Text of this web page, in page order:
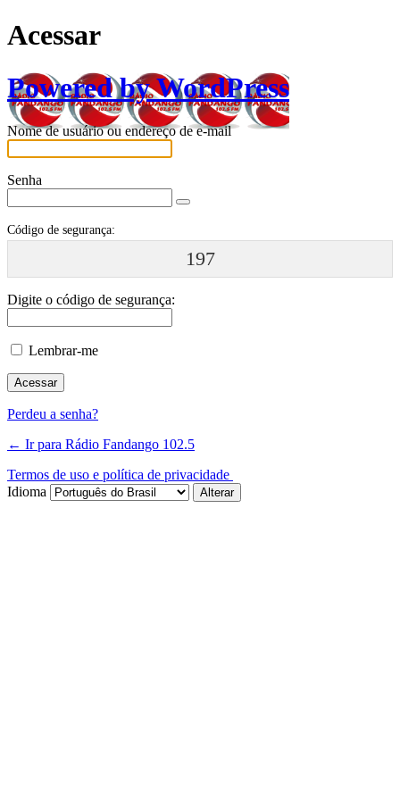
Acessar
Powered by WordPress
Nome de usuário ou endereço de e-mail
Senha
Código de segurança:
197
Digite o código de segurança:
Lembrar-me
Perdeu a senha?
← Ir para Rádio Fandango 102.5
Termos de uso e política de privacidade
Idioma